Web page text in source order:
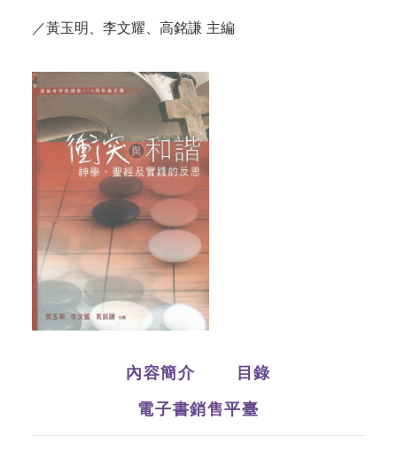
／黃玉明、李文耀、高銘謙 主編
內容簡介
目錄
電子書銷售平臺